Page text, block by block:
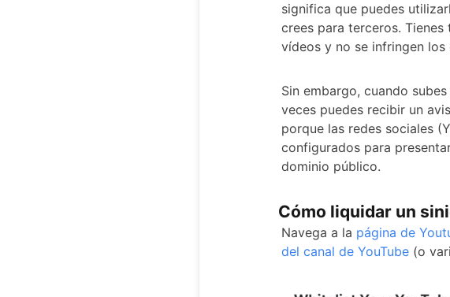
significa que puedes
crees para terceros.
vídeos y no se infringen los
Sin embargo, cuando
veces puedes recibir un
porque las redes sociales
configurados para
dominio público.
Cómo liquidar un
Navega a la página de
del canal de YouTube (o